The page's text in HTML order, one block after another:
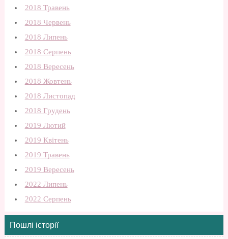
2018 Травень
2018 Червень
2018 Липень
2018 Серпень
2018 Вересень
2018 Жовтень
2018 Листопад
2018 Грудень
2019 Лютий
2019 Квітень
2019 Травень
2019 Вересень
2022 Липень
2022 Серпень
Пошлі історії